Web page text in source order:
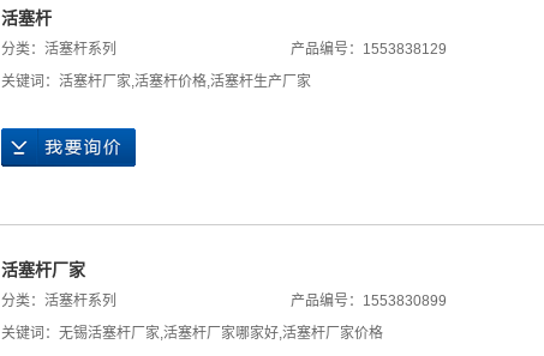
活塞杆
分类： 活塞杆系列 产品编号：1553838129
关键词： 活塞杆厂家,活塞杆价格,活塞杆生产厂家
活塞杆厂家
分类： 活塞杆系列 产品编号：1553830899
关键词： 无锡活塞杆厂家,活塞杆厂家哪家好,活塞杆厂家价格